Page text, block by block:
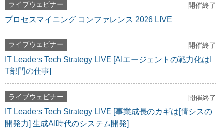
ライブウェビナー 開催終了
プロセスマイニング コンファレンス 2026 LIVE
ライブウェビナー 開催終了
IT Leaders Tech Strategy LIVE [AIエージェントの戦力化はI
T部門の仕事]
ライブウェビナー 開催終了
IT Leaders Tech Strategy LIVE [事業成長のカギは[情シスの
開発力] 生成AI時代のシステム開発]